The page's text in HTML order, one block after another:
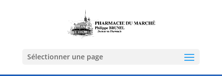
Sélectionner une page